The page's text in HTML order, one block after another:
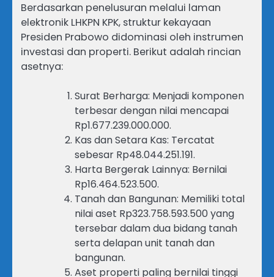
Berdasarkan penelusuran melalui laman
elektronik LHKPN KPK, struktur kekayaan
Presiden Prabowo didominasi oleh instrumen
investasi dan properti. Berikut adalah rincian
asetnya:
Surat Berharga: Menjadi komponen
terbesar dengan nilai mencapai
Rp1.677.239.000.000.
Kas dan Setara Kas: Tercatat
sebesar Rp48.044.251.191.
Harta Bergerak Lainnya: Bernilai
Rp16.464.523.500.
Tanah dan Bangunan: Memiliki total
nilai aset Rp323.758.593.500 yang
tersebar dalam dua bidang tanah
serta delapan unit tanah dan
bangunan.
Aset properti paling bernilai tinggi